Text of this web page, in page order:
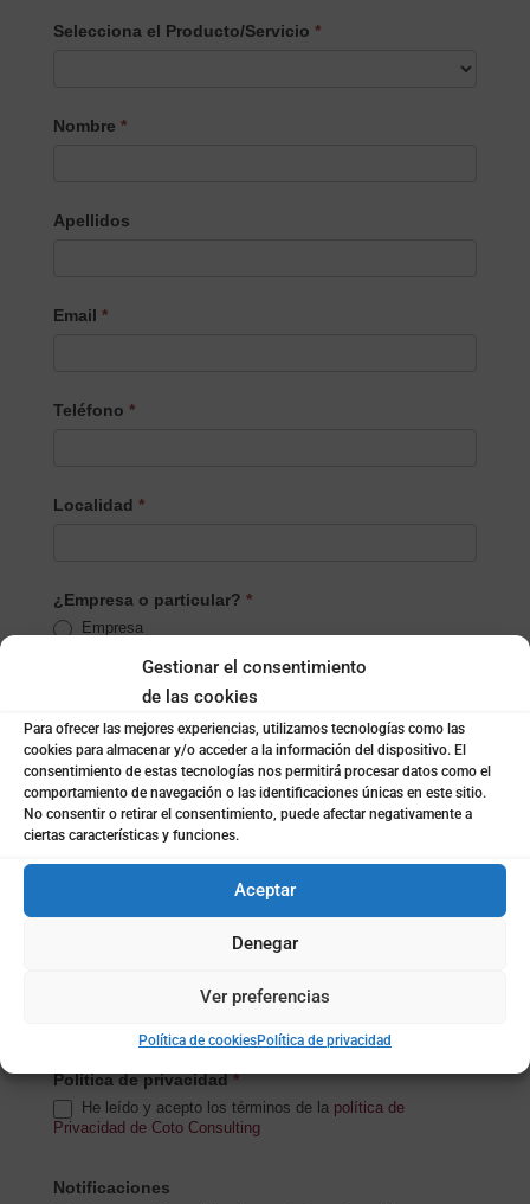
Gestionar el consentimiento
de las cookies
Para ofrecer las mejores experiencias, utilizamos tecnologías como las
cookies para almacenar y/o acceder a la información del dispositivo. El
consentimiento de estas tecnologías nos permitirá procesar datos como el
comportamiento de navegación o las identificaciones únicas en este sitio.
No consentir o retirar el consentimiento, puede afectar negativamente a
ciertas características y funciones.
Aceptar
Denegar
Ver preferencias
Política de cookiesPolítica de privacidad
Selecciona el Producto/Servicio *
el
Nombre *
Apellidos
Email *
Teléfono *
Localidad *
¿Empresa o particular? *
Empresa
Particular
Nombre de la empresa *
Subida de archivo (opcional)
Política de privacidad*
He leído y acepto los términos de la política de
Privacidad de Coto Consulting
Notificaciones